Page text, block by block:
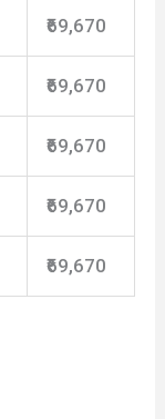
₹69,670
₹69,670
₹69,670
₹69,670
₹69,670